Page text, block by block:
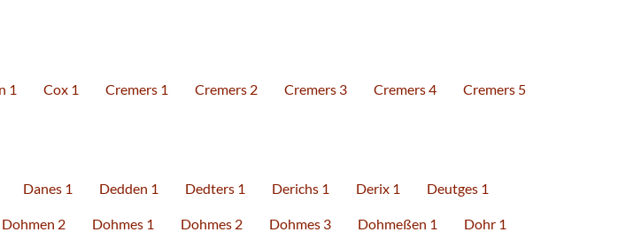
1 Cox 1 Cremers 1 Cremers 2 Cremers 3 Cremers 4 Cremers 5
Danes 1 Dedden 1 Dedters 1 Derichs 1 Derix 1 Deutges 1
Dohmen 2 Dohmes 1 Dohmes 2 Dohmes 3 Dohmeßen 1 Dohr 1